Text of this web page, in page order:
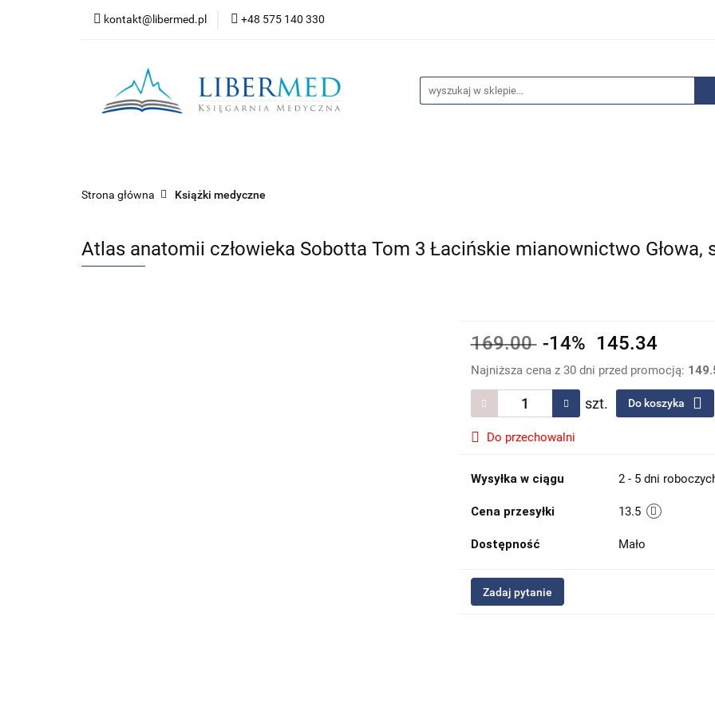
kontakt@libermed.pl +48 575 140 330
Nowości Wyprzedaże
Kontakt
Strona główna Książki medyczne
Atlas anatomii człowieka Sobotta Tom 3 Łacińskie mianownictwo Głowa,
169.00 -14% 145.34
Najniższa cena z 30 dni przed promocją:
szt. Do koszyka
Do przechowalni
Wysyłka w ciągu 2 - 5 dni
Cena przesyłki 13.5
Dostępność Mało
Zadaj pytanie